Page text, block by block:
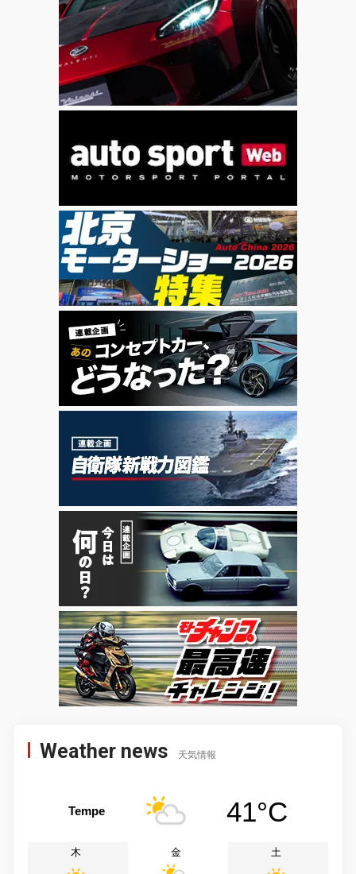
Weather news 天気情報
Tempe 41°C
木 金 土